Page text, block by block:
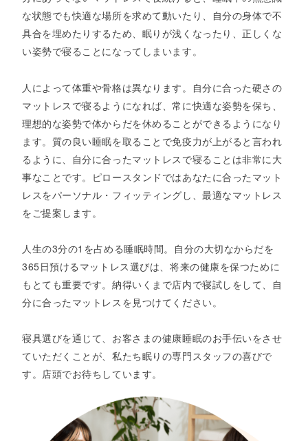
な状態でも快適な場所を求めて動いたり、自分の身体で不
具合を埋めたりするため、眠りが浅くなったり、正しくな
い姿勢で寝ることになってしまいます。​
人によって体重や骨格は異なります。自分に合った硬さの
マットレスで寝るようになれば、常に快適な姿勢を保ち、
理想的な姿勢で体からだを休めることができるようになり
ます。質の良い睡眠を取ることで免疫力が上がると言われ
るように、自分に合ったマットレスで寝ることは非常に大
事なことです。ピロースタンドではあなたに合ったマット
レスをパーソナル・フィッティングし、最適なマットレス
をご提案します。​​
人生の3分の1を占める睡眠時間。自分の大切なからだを
365日預けるマットレス選びは、​将来の健康を保つために
もとても重要です。納得いくまで店内で寝試しをして、自
分に合ったマットレスを見つけてください。
寝具選びを通じて、お客さまの健康睡眠のお手伝いをさせ
ていただくことが、私たち眠りの専門スタッフの喜びで
す。店頭でお待ちしています。​​